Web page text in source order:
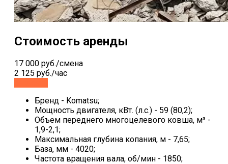
Стоимость аренды
17 000 руб./смена
2 125 руб./час
Бренд - Komatsu;
Мощность двигателя, кВт. (л.с.) - 59 (80,2);
Объем переднего многоцелевого ковша, м³ -
1,9-2,1;
Максимальная глубина копания, м - 7,65;
База, мм - 4020;
Частота вращения вала, об/мин - 1850;